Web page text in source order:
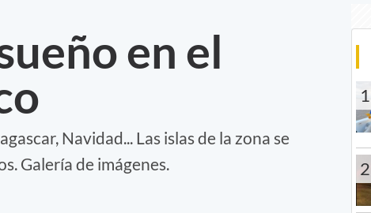
en el
Navidad... Las islas de la zona se
Galería de imágenes.
1
2